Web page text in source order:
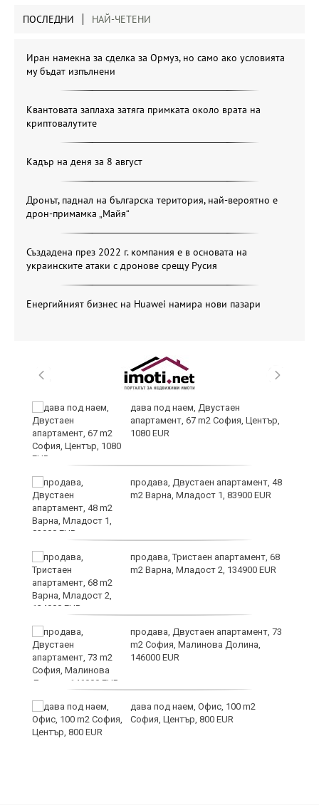
ПОСЛЕДНИ НАЙ-ЧЕТЕНИ
Иран намекна за сделка за Ормуз, но само ако условията
му бъдат изпълнени
Квантовата заплаха затяга примката около врата на
криптовалутите
Кадър на деня за 8 август
Дронът, паднал на българска територия, най-вероятно е
дрон-примамка „Майя“
Създадена през 2022 г. компания е в основата на
украинските атаки с дронове срещу Русия
Енергийният бизнес на Huawei намира нови пазари
дава под наем, Двустаен
апартамент, 67 m2 София, Център,
1080 EUR
продава, Двустаен апартамент, 48
m2 Варна, Младост 1, 83900 EUR
продава, Тристаен апартамент, 68
m2 Варна, Младост 2, 134900 EUR
продава, Двустаен апартамент, 73
m2 София, Малинова Долина,
146000 EUR
дава под наем, Офис, 100 m2
София, Център, 800 EUR